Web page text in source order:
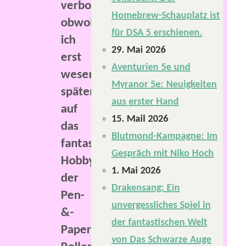
verborgen,
obwohl
ich
erst
wesentlich
später
auf
das
fantastische
Hobby
der
Pen-
&-
Paper-
Homebrew-Schauplatz ist
für DSA 5 erschienen.
29. Mai 2026
Aventurien 5e und
Myranor 5e: Neuigkeiten
aus erster Hand
15. Mail 2026
Blutmond-Kampagne: Im
Gespräch mit Niko Hoch
1. Mai 2026
Drakensang: Ein
unvergessliches Spiel in
der fantastischen Welt
von Das Schwarze Auge